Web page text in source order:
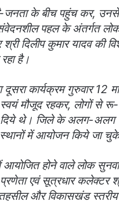
जनता के बीच पहुंच कर,
पहल के अंतर्गत
दिलीप कुमार यादव की
है।
कार्यक्रम गुरुवार 12
मौजूद रहकर, लोगों से
दिये थे। जिले के अलग-अलग
में आयोजन किये जा
आयोजित होने वाले लोक
एवं सूत्रधार कलेक्टर
और विकासखंड स्तरीय